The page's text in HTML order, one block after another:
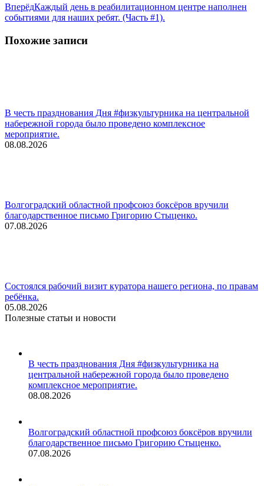
ВперёдСледующая
запись:
Каждый день в реабилитационном центре наполнен
событиями для наших ребят. (Часть #1).
Похожие записи
В честь празднования Дня #физкультурника на центральной
набережной города было проведено комплексное
мероприятие.
08.08.2026
Волгоградский областной профсоюз боксёров вручили
благодарственное письмо Григорию Стыценко.
07.08.2026
Состоялся рабочий визит куратора нашего региона, по правам
ребёнка.
05.08.2026
Полезные статьи и новости
В честь празднования Дня #физкультурника на
центральной набережной города было проведено
комплексное мероприятие.
08.08.2026
Волгоградский областной профсоюз боксёров вручили
благодарственное письмо Григорию Стыценко.
07.08.2026